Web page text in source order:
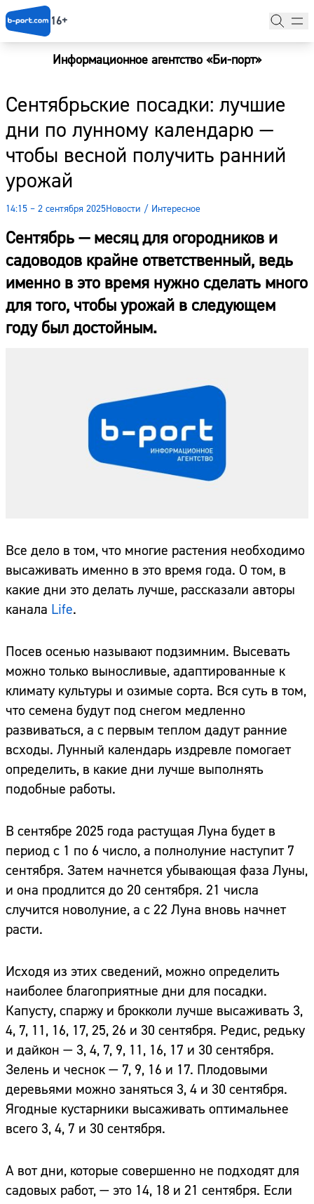
16+
Информационное агентство «Би-порт»
Сентябрьские посадки: лучшие
дни по лунному календарю —
чтобы весной получить ранний
урожай
14:15 – 2 сентября 2025Новости / Интересное
Сентябрь — месяц для огородников и
садоводов крайне ответственный, ведь
именно в это время нужно сделать много
для того, чтобы урожай в следующем
году был достойным.
Все дело в том, что многие растения необходимо
высаживать именно в это время года. О том, в
какие дни это делать лучше, рассказали авторы
канала Life.
Посев осенью называют подзимним. Высевать
можно только выносливые, адаптированные к
климату культуры и озимые сорта. Вся суть в том,
что семена будут под снегом медленно
развиваться, а с первым теплом дадут ранние
всходы. Лунный календарь издревле помогает
определить, в какие дни лучше выполнять
подобные работы.
В сентябре 2025 года растущая Луна будет в
период с 1 по 6 число, а полнолуние наступит 7
сентября. Затем начнется убывающая фаза Луны,
и она продлится до 20 сентября. 21 числа
случится новолуние, а с 22 Луна вновь начнет
расти.
Исходя из этих сведений, можно определить
наиболее благоприятные дни для посадки.
Капусту, спаржу и брокколи лучше высаживать 3,
4, 7, 11, 16, 17, 25, 26 и 30 сентября. Редис, редьку
и дайкон — 3, 4, 7, 9, 11, 16, 17 и 30 сентября.
Зелень и чеснок — 7, 9, 16 и 17. Плодовыми
деревьями можно заняться 3, 4 и 30 сентября.
Ягодные кустарники высаживать оптимальнее
всего 3, 4, 7 и 30 сентября.
А вот дни, которые совершенно не подходят для
садовых работ, — это 14, 18 и 21 сентября. Если
Новости
Наши гости
Фоторепортажи
Погода
Курсы валют